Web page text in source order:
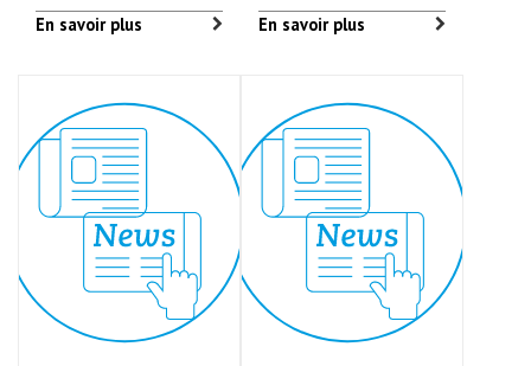
En savoir plus
En savoir plus